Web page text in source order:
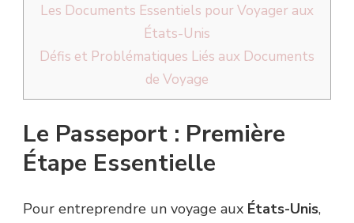
Les Documents Essentiels pour Voyager aux
États-Unis
Défis et Problématiques Liés aux Documents
de Voyage
Le Passeport : Première
Étape Essentielle
Pour entreprendre un voyage aux États-Unis,